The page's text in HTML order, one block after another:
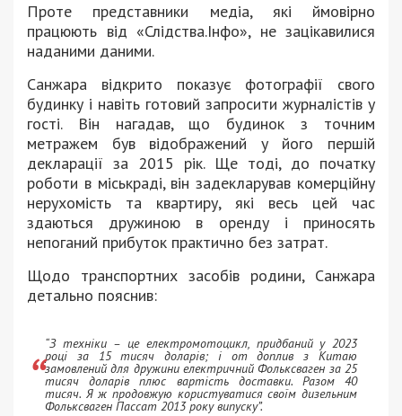
Проте представники медіа, які ймовірно
працюють від «Слідства.Інфо», не зацікавилися
наданими даними.
Санжара відкрито показує фотографії свого
будинку і навіть готовий запросити журналістів у
гості. Він нагадав, що будинок з точним
метражем був відображений у його першій
декларації за 2015 рік. Ще тоді, до початку
роботи в міськраді, він задекларував комерційну
нерухомість та квартиру, які весь цей час
здаються дружиною в оренду і приносять
непоганий прибуток практично без затрат.
Щодо транспортних засобів родини, Санжара
детально пояснив:
“З техніки – це електромотоцикл, придбаний у 2023
році за 15 тисяч доларів; і от доплив з Китаю
замовлений для дружини електричний Фольксваген за 25
тисяч доларів плюс вартість доставки. Разом 40
тисяч. Я ж продовжую користуватися своїм дизельним
Фольксваген Пассат 2013 року випуску”.